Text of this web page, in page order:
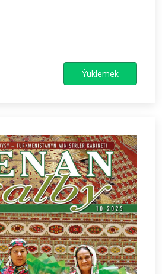
Ýüklemek